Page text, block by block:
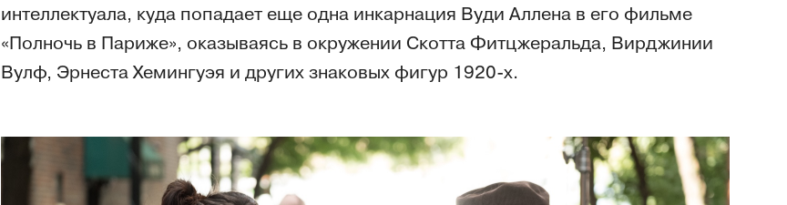
интеллектуала, куда попадает еще одна инкарнация Вуди Аллена в его фильме
«Полночь в Париже», оказываясь в окружении Скотта Фитцжеральда, Вирджинии
Вулф, Эрнеста Хемингуэя и других знаковых фигур 1920-х.